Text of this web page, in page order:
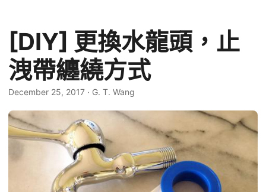
[DIY] 更換水龍頭，止
洩帶纏繞方式
December 25, 2017 · G. T. Wang